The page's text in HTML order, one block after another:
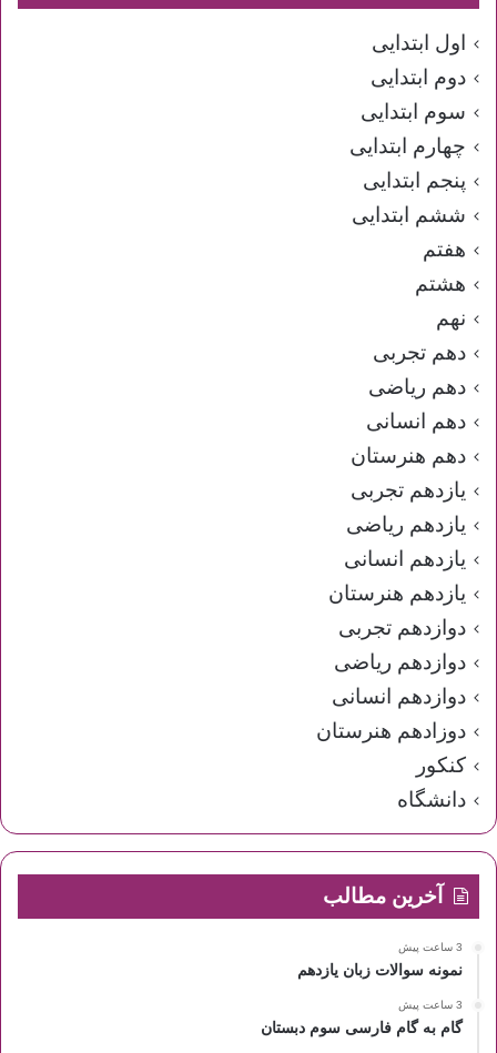
اول ابتدایی
دوم ابتدایی
سوم ابتدایی
چهارم ابتدایی
پنجم ابتدایی
ششم ابتدایی
هفتم
هشتم
نهم
دهم تجربی
دهم ریاضی
دهم انسانی
دهم هنرستان
یازدهم تجربی
یازدهم ریاضی
یازدهم انسانی
یازدهم هنرستان
دوازدهم تجربی
دوازدهم ریاضی
دوازدهم انسانی
دوزادهم هنرستان
کنکور
دانشگاه
آخرین مطالب
3 ساعت پیش
نمونه سوالات زبان یازدهم
3 ساعت پیش
گام به گام فارسی سوم دبستان